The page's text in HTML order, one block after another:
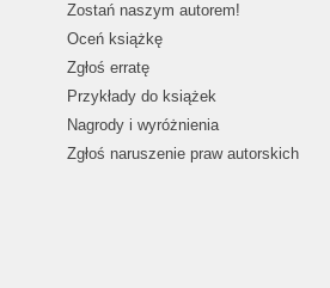
Zostań naszym autorem!
Oceń książkę
Zgłoś erratę
Przykłady do książek
Nagrody i wyróżnienia
Zgłoś naruszenie praw autorskich